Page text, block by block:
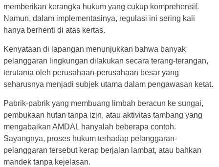
memberikan kerangka hukum yang cukup komprehensif.
Namun, dalam implementasinya, regulasi ini sering kali
hanya berhenti di atas kertas.
Kenyataan di lapangan menunjukkan bahwa banyak
pelanggaran lingkungan dilakukan secara terang-terangan,
terutama oleh perusahaan-perusahaan besar yang
seharusnya menjadi subjek utama dalam pengawasan ketat.
Pabrik-pabrik yang membuang limbah beracun ke sungai,
pembukaan hutan tanpa izin, atau aktivitas tambang yang
mengabaikan AMDAL hanyalah beberapa contoh.
Sayangnya, proses hukum terhadap pelanggaran-
pelanggaran tersebut kerap berjalan lambat, atau bahkan
mandek tanpa kejelasan.